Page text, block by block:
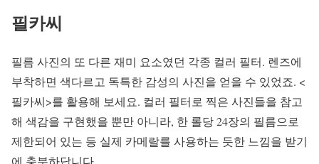
필카씨
필름 사진의 또 다른 재미 요소였던 각종 컬러 필터. 렌즈에
부착하면 색다르고 독특한 감성의 사진을 얻을 수 있었죠. <
필카씨>를 활용해 보세요. 컬러 필터로 찍은 사진들을 참고
해 색감을 구현했을 뿐만 아니라, 한 롤당 24장의 필름으로
제한되어 있는 등 실제 카메랄를 사용하는 듯한 느낌을 받기
에 충분하답니다.